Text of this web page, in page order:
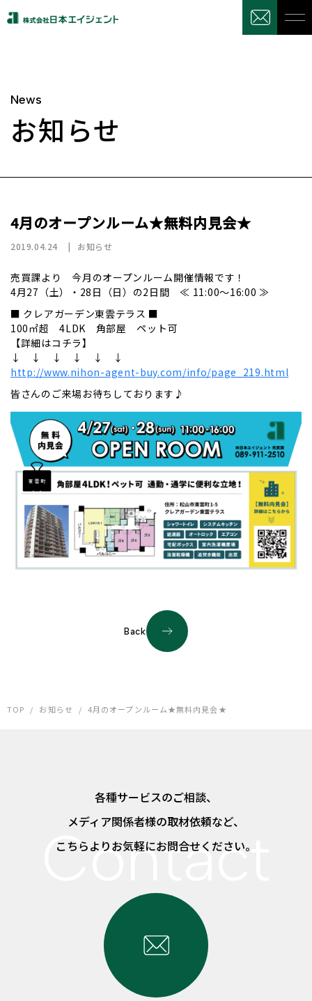
News
お知らせ
4月のオープンルーム★無料内見会★
2019.04.24 お知らせ
売買課より 今月のオープンルーム開催情報です！
4月27（土）・28日（日）の2日間 ≪ 11:00～16:00 ≫
■ クレアガーデン東雲テラス ■
100㎡超 4LDK 角部屋 ペット可
【詳細はコチラ】
↓ ↓ ↓ ↓ ↓ ↓
http://www.nihon-agent-buy.com/info/page_219.html
皆さんのご来場お待ちしております♪
Back
TOP / お知らせ / 4月のオープンルーム★無料内見会★
各種サービスのご相談、
メディア関係者様の取材依頼など、
こちらよりお気軽にお問合せください。